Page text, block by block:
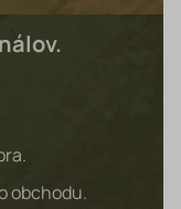
obchodu.